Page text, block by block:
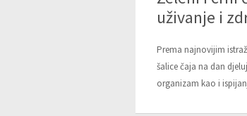
uživanje i
Prema najnovijim
šalice čaja na dan
organizam kao i